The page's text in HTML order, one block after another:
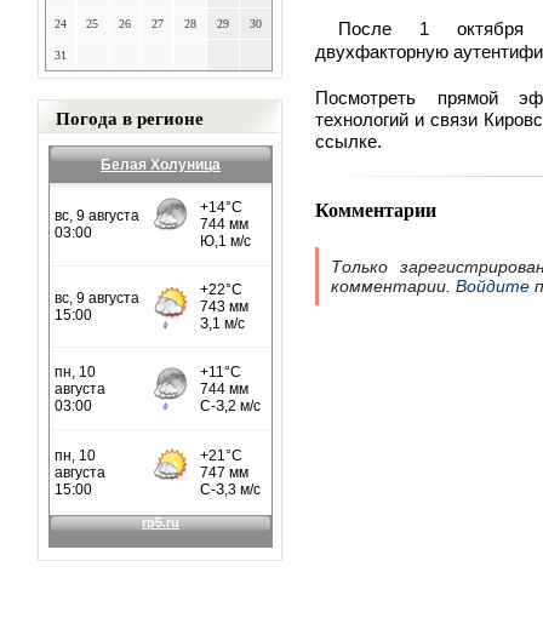
24 25 26 27 28 29 30
31
Погода в регионе
Белая Холуница
После 1 октября
двухфакторную
Посмотреть прямой
технологий и связи
ссылке.
Комментарии
Только
комментарии. Войдите